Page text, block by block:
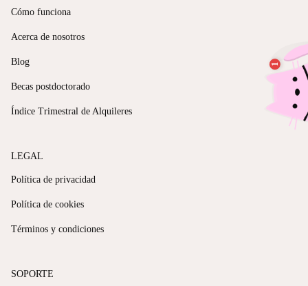
Cómo funciona
Acerca de nosotros
Blog
Becas postdoctorado
Índice Trimestral de Alquileres
LEGAL
Política de privacidad
Política de cookies
Términos y condiciones
SOPORTE